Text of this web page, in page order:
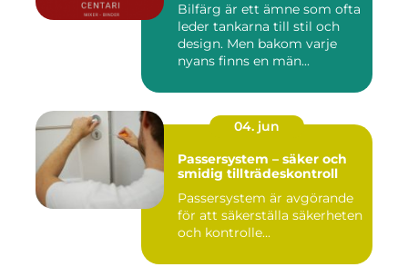
Bilfärg är ett ämne som ofta
leder tankarna till stil och
design. Men bakom varje
nyans finns en män...
04. jun
Passersystem – säker och
smidig tillträdeskontroll
Passersystem är avgörande
för att säkerställa säkerheten
och kontrolle...